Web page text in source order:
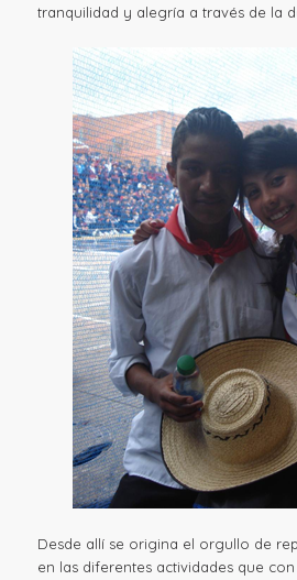
tranquilidad y alegría a través de la
Desde allí se origina el orgullo de
en las diferentes actividades que